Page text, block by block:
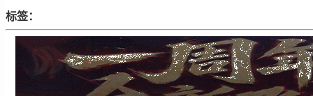
标签：